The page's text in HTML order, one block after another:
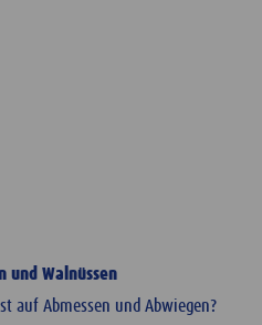
und Walnüssen
auf Abmessen und Abwiegen?